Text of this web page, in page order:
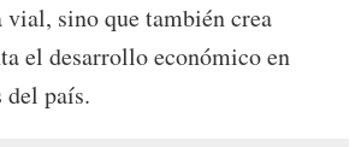
sino que también crea
el desarrollo económico en
del país.